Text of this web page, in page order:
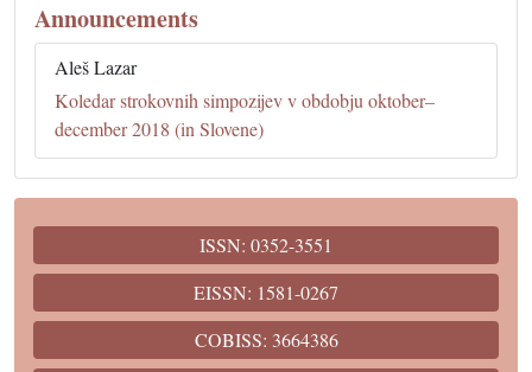
Announcements
Aleš Lazar
Koledar strokovnih simpozijev v obdobju oktober–
december 2018 (in Slovene)
ISSN: 0352-3551
EISSN: 1581-0267
COBISS: 3664386